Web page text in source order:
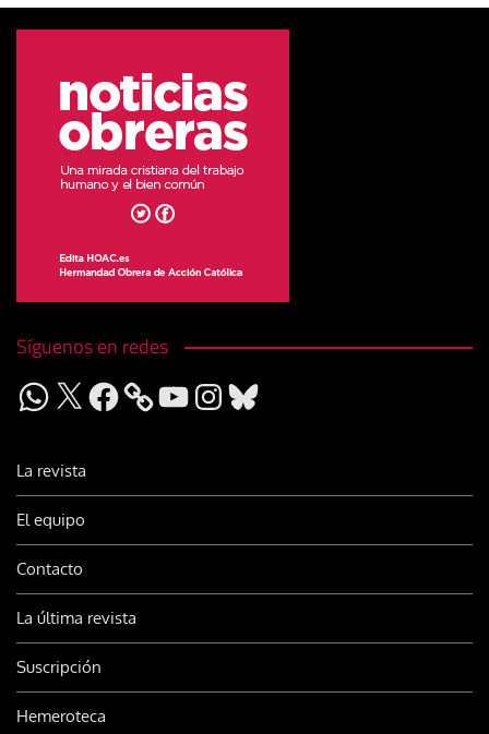
Síguenos en redes
WhatsApp
X Facebook YouTubeInstagram
Bluesky
La revista
El equipo
Contacto
La última revista
Suscripción
Hemeroteca